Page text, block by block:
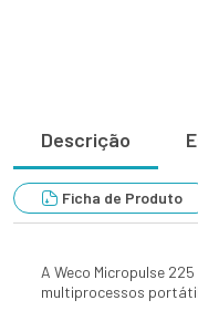
Descrição
Ficha de Produto
A Weco Micropulse
multiprocessos